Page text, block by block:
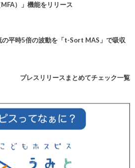
）」機能をリリース
平時5倍の波動を「t-Sort MAS」で吸収
プレスリリースまとめてチェック一覧